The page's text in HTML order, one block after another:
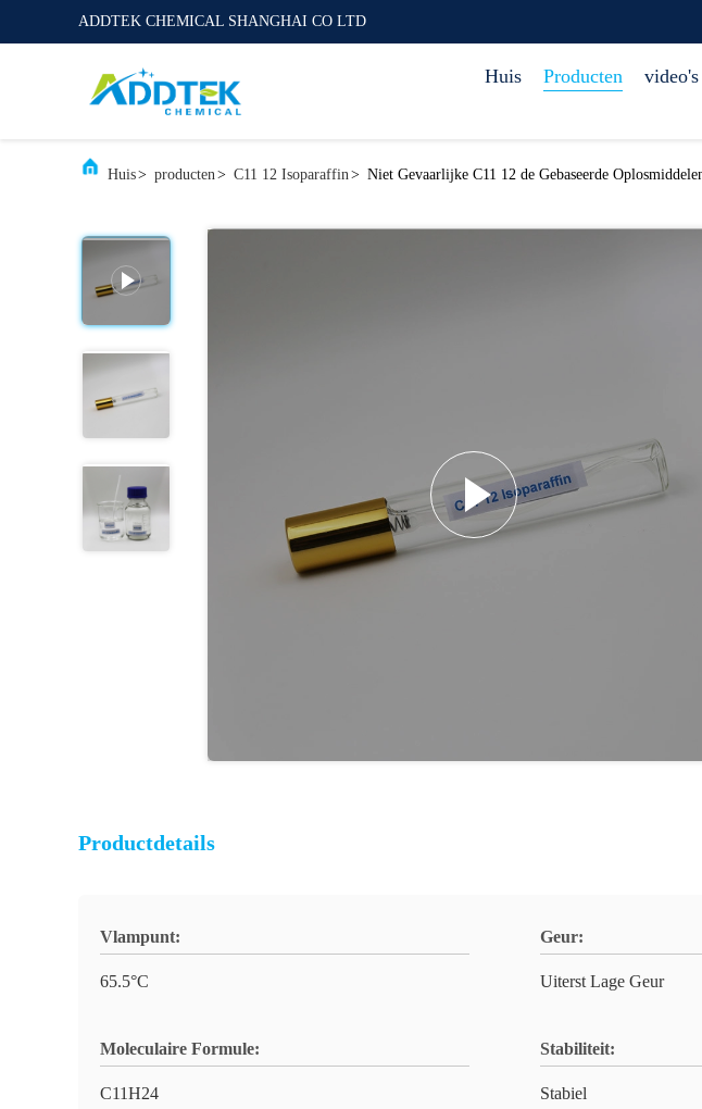
ADDTEK CHEMICAL SHANGHAI CO LTD
Huis Producten video's
Huis> producten> C11 12 Isoparaffin> Niet Gevaarlijke C11 12 de Gebaseerde
Productdetails
Vlampunt:
65.5°C
Geur:
Uiterst Lage Geur
Moleculaire Formule:
C11H24
Stabiliteit:
Stabiel